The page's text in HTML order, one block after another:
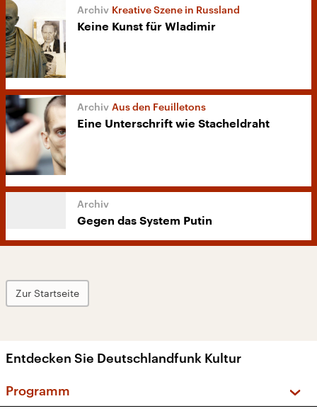
Kreative Szene in Russland
Keine Kunst für Wladimir
Aus den Feuilletons
Eine Unterschrift wie Stacheldraht
Gegen das System Putin
Zur Startseite
Entdecken Sie Deutschlandfunk Kultur
Programm